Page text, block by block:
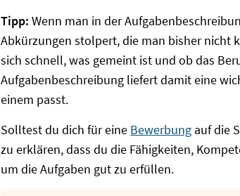
Tipp: Wenn man in der
Abkürzungen stolpert, die man bisher nicht
sich schnell, was gemeint ist und ob das
Aufgabenbeschreibung liefert damit eine
einem passt.
Solltest du dich für eine Bewerbung auf die
zu erklären, dass du die Fähigkeiten,
um die Aufgaben gut zu erfüllen.